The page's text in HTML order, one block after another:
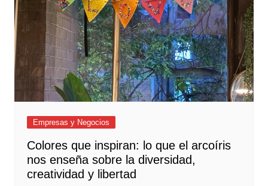
Empresas y Negocios
Colores que inspiran: lo que el arcoíris
nos enseña sobre la diversidad,
creatividad y libertad